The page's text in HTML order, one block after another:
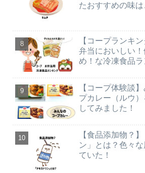
たおすすめの味は
【コープランキ
弁当においしい
め！な冷凍食品
【コープ体験談
プカレー（ルウ
してみました！
【食品添加物？
ン」とは？色々
ていた！